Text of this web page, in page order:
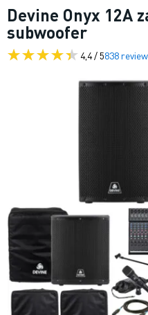
Devine Onyx 12A
subwoofer
4,4 / 5838